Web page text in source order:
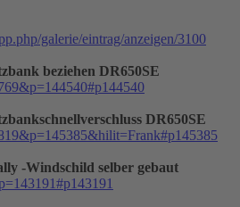
galerie/eintrag/anzeigen/3100
beziehen DR650SE
DR650SE
-Windschild selber gebaut